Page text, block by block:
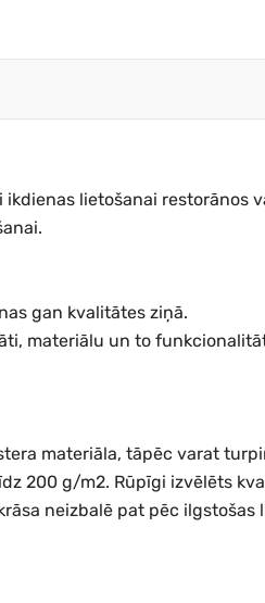
lietošanai restorānos
gan kvalitātes ziņā.
materiālu un to
materiāla, tāpēc varat
200 g/m2. Rūpīgi izvēlēts
neizbalē pat pēc